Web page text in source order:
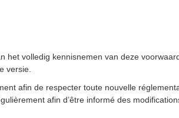
volledig kennisnemen van deze
versie.
afin de respecter toute nouvelle
afin d’être informé des